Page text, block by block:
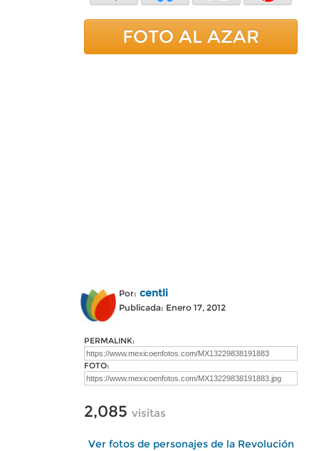
FOTO AL AZAR
Por: centli
Publicada: Enero 17, 2012
PERMALINK:
FOTO:
2,085 visitas
Ver fotos de personajes de la Revolución